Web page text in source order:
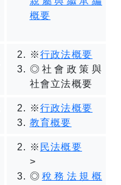
概要
※行政法概要
◎社會政策與
社會立法概要
※行政法概要
教育概要
※ 民法概要
>
◎ 稅務法規概